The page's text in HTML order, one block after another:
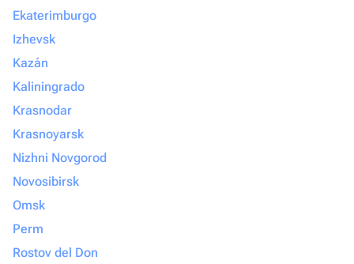
Ekaterimburgo
Izhevsk
Kazán
Kaliningrado
Krasnodar
Krasnoyarsk
Nizhni Novgorod
Novosibirsk
Omsk
Perm
Rostov del Don